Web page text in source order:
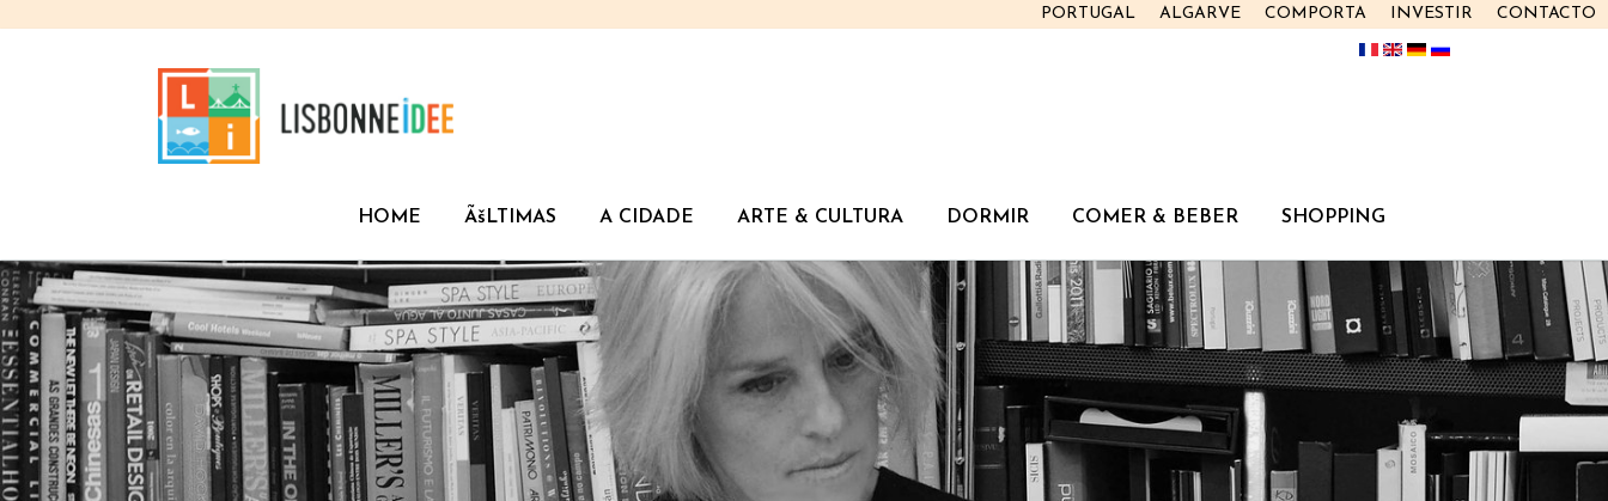
CONTACTO
INVESTIR
COMPORTA
ALGARVE
PORTUGAL
HOME ÃšLTIMAS A CIDADE ARTE & CULTURA DORMIR COMER & BEBER SHOPPING